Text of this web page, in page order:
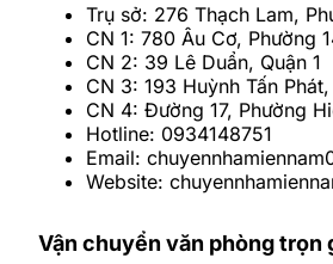
Trụ sở: 276 Thạch Lam,
CN 1: 780 Âu Cơ, Phường
CN 2: 39 Lê Duẩn, Quận 1
CN 3: 193 Huỳnh Tấn
CN 4: Đường 17, Phường
Hotline: 0934148751
Email:
Website:
Vận chuyển văn phòng trọn